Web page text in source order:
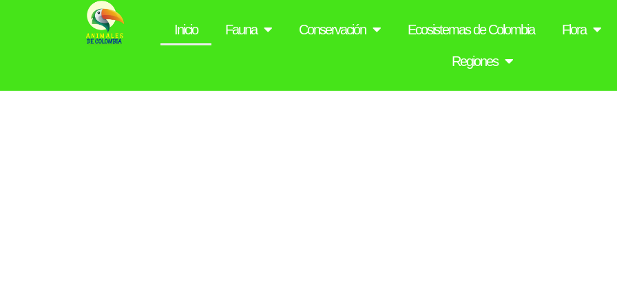
Inicio Fauna Conservación Ecosistemas de Colombia Flora
Regiones